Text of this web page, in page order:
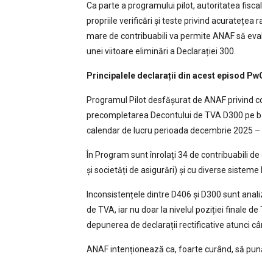
Ca parte a programului pilot, autoritatea
propriile verificări și teste privind acuratețea
mare de contribuabili va permite ANAF să
unei viitoare eliminări a Declarației 300.
Principalele declarații din acest episod
Programul Pilot desfășurat de ANAF privind
precompletarea Decontului de TVA D300 pe
calendar de lucru perioada decembrie 2025 –
În Program sunt înrolați 34 de contribuabili
și societăți de asigurări) și cu diverse sisteme
Inconsistențele dintre D406 și D300 sunt
de TVA, iar nu doar la nivelul poziției finale
depunerea de declarații rectificative atunci
ANAF intenționează ca, foarte curând, să